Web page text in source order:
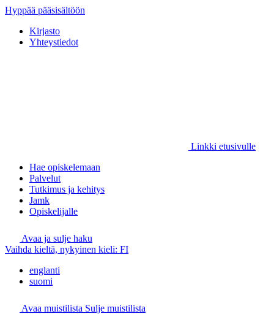
Hyppää pääsisältöön
Kirjasto
Yhteystiedot
Linkki etusivulle
Hae opiskelemaan
Palvelut
Tutkimus ja kehitys
Jamk
Opiskelijalle
Avaa ja sulje haku
Vaihda kieltä, nykyinen kieli: FI
englanti
suomi
Avaa muistilista Sulje muistilista